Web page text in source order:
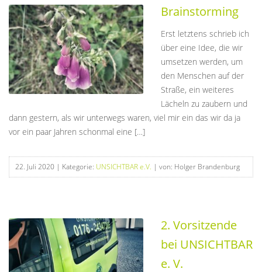
Brainstorming
Erst letztens schrieb ich
über eine Idee, die wir
umsetzen werden, um
den Menschen auf der
Straße, ein weiteres
Lächeln zu zaubern und
dann gestern, als wir unterwegs waren, viel mir ein das wir da ja
vor ein paar Jahren schonmal eine […]
22. Juli 2020 | Kategorie: UNSICHTBAR e.V. | von: Holger Brandenburg
2. Vorsitzende
bei UNSICHTBAR
e. V.